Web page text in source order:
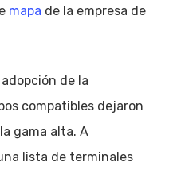
mapa de la empresa de
de la
compatibles dejaron
gama alta. A
lista de terminales